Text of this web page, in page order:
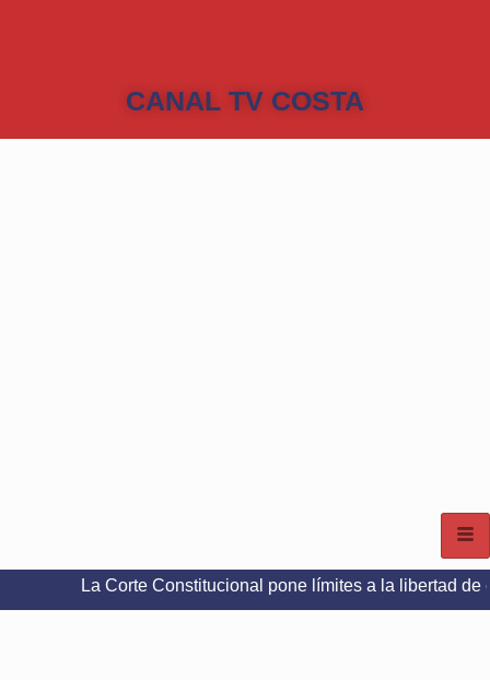
CANAL TV COSTA
Constitucional pone límites a la libertad de expresión